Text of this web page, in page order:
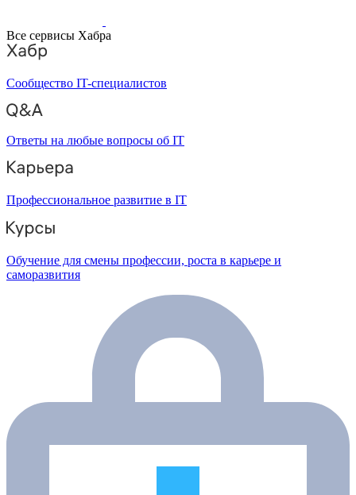
Все сервисы Хабра
Сообщество IT-специалистов
Ответы на любые вопросы об IT
Профессиональное развитие в IT
Обучение для смены профессии, роста в карьере и
саморазвития